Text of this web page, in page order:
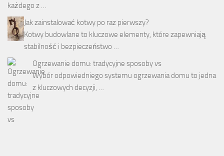
każdego z …
Jak zainstalować kotwy po raz pierwszy?
Kotwy budowlane to kluczowe elementy, które zapewniają
stabilność i bezpieczeństwo …
Ogrzewanie domu: tradycyjne sposoby vs
Wybór odpowiedniego systemu ogrzewania domu to jedna
z kluczowych decyzji, …